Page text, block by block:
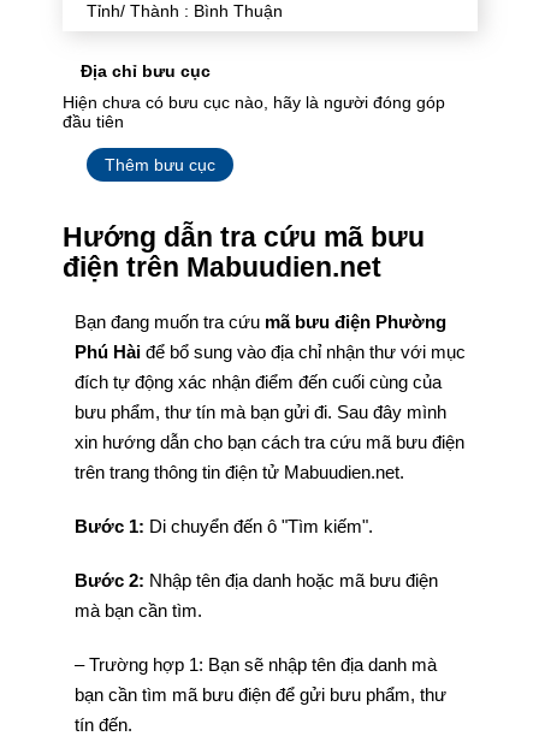
Tỉnh/ Thành : Bình Thuận
Địa chỉ bưu cục
Hiện chưa có bưu cục nào, hãy là người đóng góp
đầu tiên
Thêm bưu cục
Hướng dẫn tra cứu mã bưu
điện trên Mabuudien.net
Bạn đang muốn tra cứu mã bưu điện Phường
Phú Hài để bổ sung vào địa chỉ nhận thư với mục
đích tự động xác nhận điểm đến cuối cùng của
bưu phẩm, thư tín mà bạn gửi đi. Sau đây mình
xin hướng dẫn cho bạn cách tra cứu mã bưu điện
trên trang thông tin điện tử Mabuudien.net.
Bước 1: Di chuyển đến ô "Tìm kiếm".
Bước 2: Nhập tên địa danh hoặc mã bưu điện
mà bạn cần tìm.
– Trường hợp 1: Bạn sẽ nhập tên địa danh mà
bạn cần tìm mã bưu điện để gửi bưu phẩm, thư
tín đến.